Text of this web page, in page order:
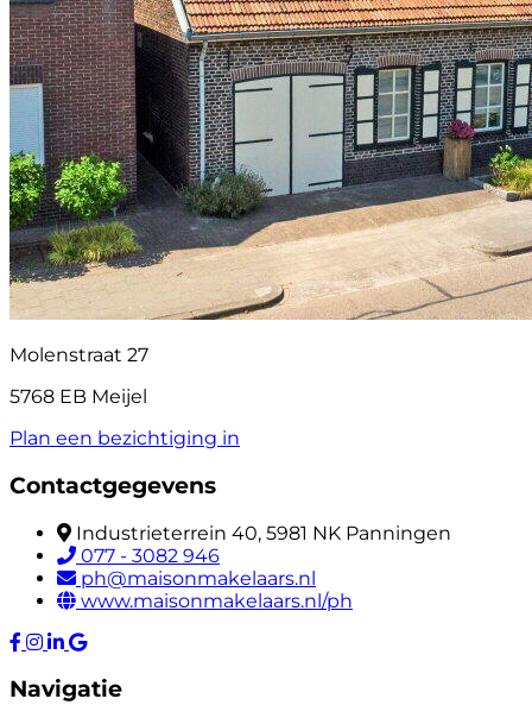
Molenstraat 27
5768 EB Meijel
Plan een bezichtiging in
Contactgegevens
Industrieterrein 40, 5981 NK Panningen
077 - 3082 946
ph@maisonmakelaars.nl
www.maisonmakelaars.nl/ph
Navigatie